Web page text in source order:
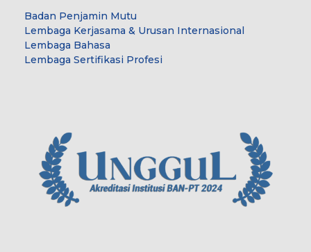
Badan Penjamin Mutu
Lembaga Kerjasama & Urusan Internasional
Lembaga Bahasa
Lembaga Sertifikasi Profesi